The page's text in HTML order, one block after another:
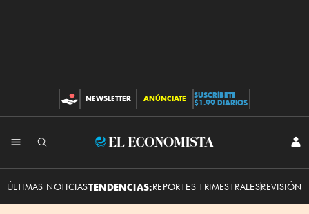
CONTRIBUCIONES
NEWSLETTER ANÚNCIATE
SUSCRÍBETE
$1.99 DIARIOS
El
ÚLTIMAS NOTICIASTENDENCIAS:REPORTES TRIMESTRALESREVISIÓN